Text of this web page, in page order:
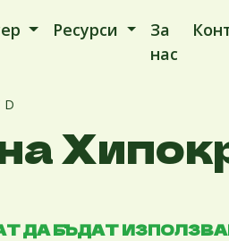
Ресурси
За
нас
ДА БЪДАТ